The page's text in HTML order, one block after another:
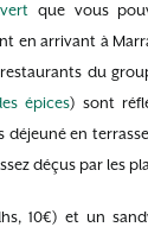
que vous
en arrivant à
du
épices) sont
déjeuné en
déçus par les
10€) et un